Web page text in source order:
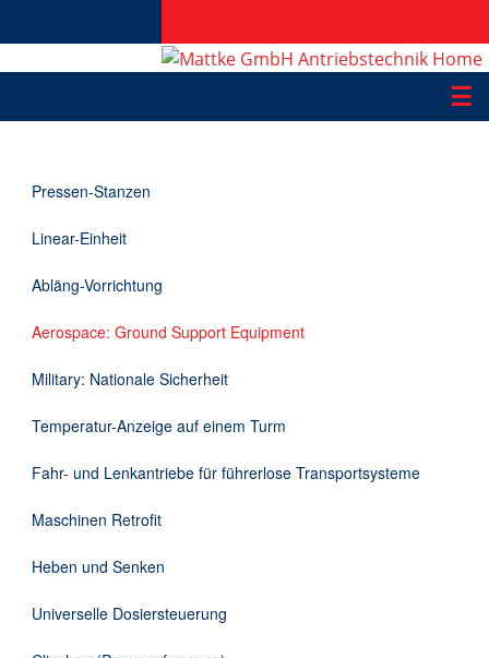
☰
Applikationen
Informationen
Downloads
Kontakt
Pressen-Stanzen
Linear-Einheit
Abläng-Vorrichtung
Aerospace: Ground Support Equipment
Military: Nationale Sicherheit
Temperatur-Anzeige auf einem Turm
Fahr- und Lenkantriebe für führerlose Transportsysteme
Maschinen Retrofit
Heben und Senken
Universelle Dosiersteuerung